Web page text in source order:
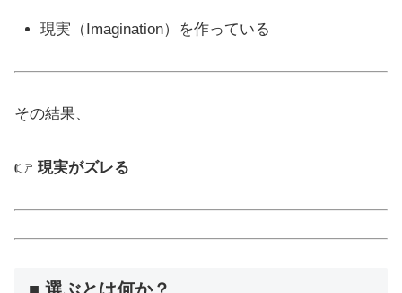
現実（Imagination）を作っている
その結果、
👉 現実がズレる